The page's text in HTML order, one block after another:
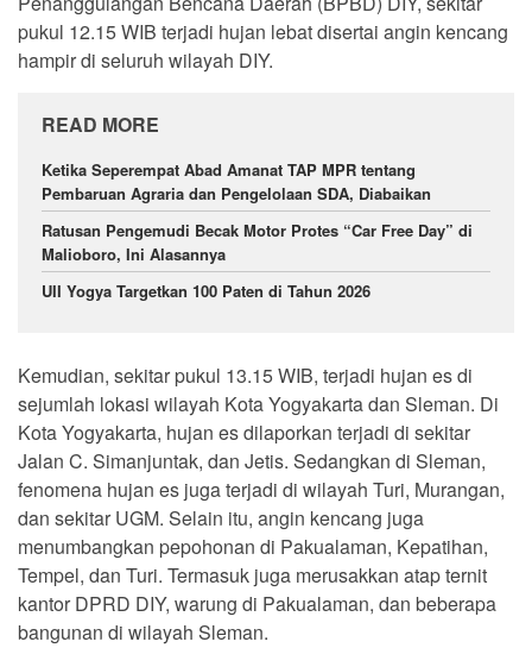
pukul 12.15 WIB terjadi hujan lebat disertai angin kencang
hampir di seluruh wilayah DIY.
READ MORE
Ketika Seperempat Abad Amanat TAP MPR tentang
Pembaruan Agraria dan Pengelolaan SDA, Diabaikan
Ratusan Pengemudi Becak Motor Protes “Car Free Day” di
Malioboro, Ini Alasannya
UII Yogya Targetkan 100 Paten di Tahun 2026
Kemudian, sekitar pukul 13.15 WIB, terjadi hujan es di
sejumlah lokasi wilayah Kota Yogyakarta dan Sleman. Di
Kota Yogyakarta, hujan es dilaporkan terjadi di sekitar
Jalan C. Simanjuntak, dan Jetis. Sedangkan di Sleman,
fenomena hujan es juga terjadi di wilayah Turi, Murangan,
dan sekitar UGM. Selain itu, angin kencang juga
menumbangkan pepohonan di Pakualaman, Kepatihan,
Tempel, dan Turi. Termasuk juga merusakkan atap ternit
kantor DPRD DIY, warung di Pakualaman, dan beberapa
bangunan di wilayah Sleman.